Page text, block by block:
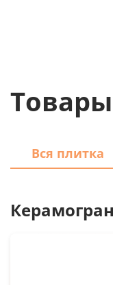
Вся плитка